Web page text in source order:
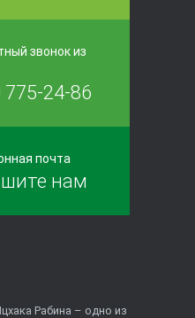
звонок из
775-24-86
почта
нам
Рабина – одно из